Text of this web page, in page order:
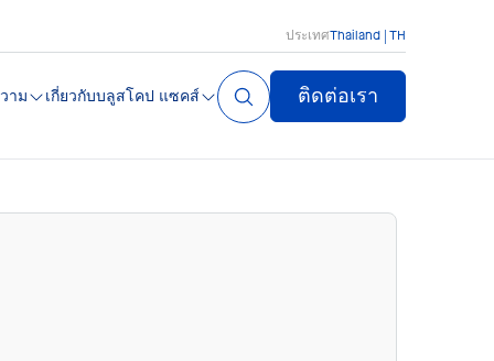
ประเทศThailand | TH
าม เกี่ยวกับบลูสโคป แซคส์ ติดต่อเรา